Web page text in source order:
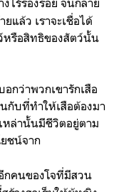
แล้ว เราจะเชื่อได้
หรือสิทธิของสัตว์นั้น
กว่าพวกเขารักเสือ
กับที่ทำให้เสือต้องมา
หล่านั้นมีชีวิตอยู่ตาม
ชน์จาก
กคนของโจที่มีสวน